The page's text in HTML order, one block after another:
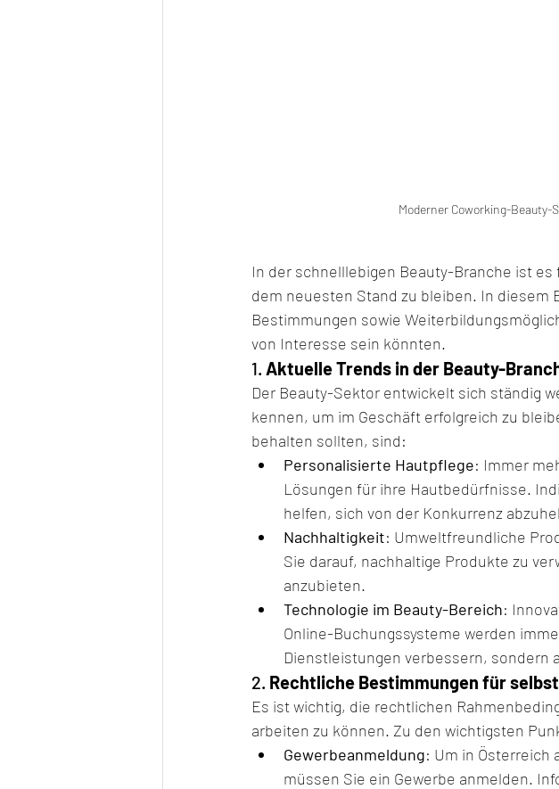
Moderner Coworking-
In der schnelllebigen Beauty-Branche ist
dem neuesten Stand zu bleiben. In
Bestimmungen sowie
von Interesse sein könnten.
1. Aktuelle Trends in der Beauty-
Der Beauty-Sektor entwickelt sich ständig
kennen, um im Geschäft erfolgreich zu
behalten sollten, sind:
Personalisierte Hautpflege: Immer
Lösungen für ihre Hautbedürfnisse.
helfen, sich von der Konkurrenz
Nachhaltigkeit: Umweltfreundliche
Sie darauf, nachhaltige Produkte zu
anzubieten.
Technologie im Beauty-Bereich:
Online-Buchungssysteme werden
Dienstleistungen verbessern, sondern
2. Rechtliche Bestimmungen für
Es ist wichtig, die rechtlichen
arbeiten zu können. Zu den wichtigsten
Gewerbeanmeldung: Um in Österreich
müssen Sie ein Gewerbe anmelden.